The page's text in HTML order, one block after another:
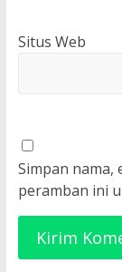
Situs Web
Simpan nama,
peramban ini